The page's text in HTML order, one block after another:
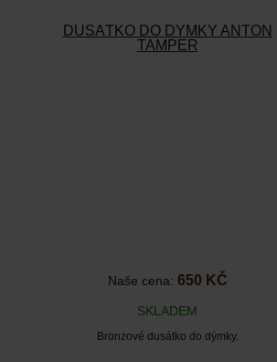
DUSÁTKO DO DÝMKY ANTON
TAMPER
Naše cena: 650 KČ
SKLADEM
Bronzové dusátko do dýmky.